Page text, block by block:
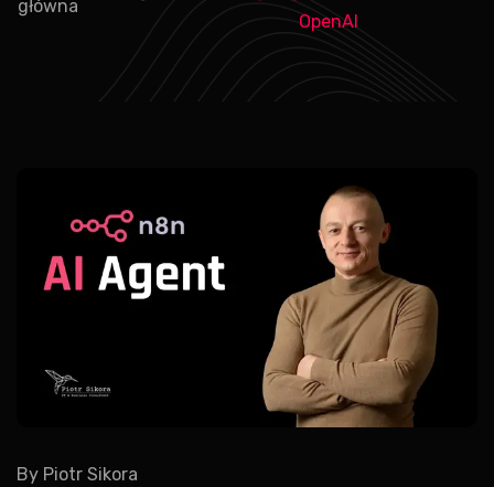
główna
OpenAI
By Piotr Sikora